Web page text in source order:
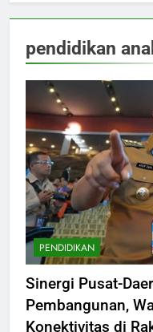
pendidikan
PENDIDIKAN
Sinergi Pusat-
Pembangunan,
Konektivitas di